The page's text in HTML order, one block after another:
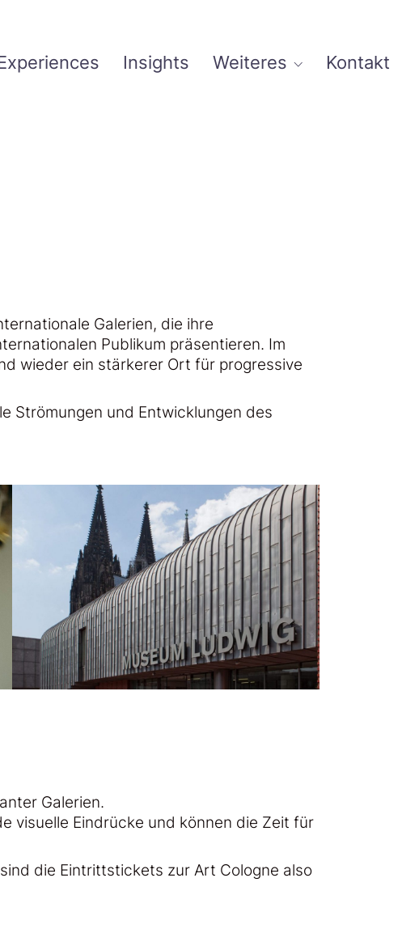
Insights Weiteres Kontakt
Galerien, die ihre
Publikum präsentieren. Im
wieder ein stärkerer Ort für progressive
Strömungen und Entwicklungen des
Galerien.
visuelle Eindrücke und können die Zeit für
die Eintrittstickets zur Art Cologne also